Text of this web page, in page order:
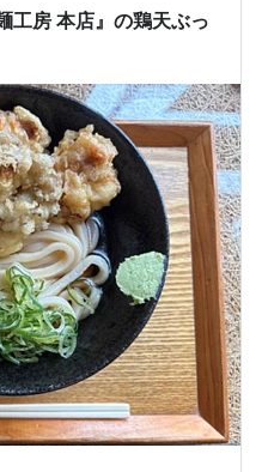
のは平日…
工房 本店』の鶏天ぶっ